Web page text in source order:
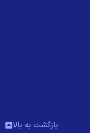
بازگشت به بالا